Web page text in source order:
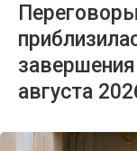
августа